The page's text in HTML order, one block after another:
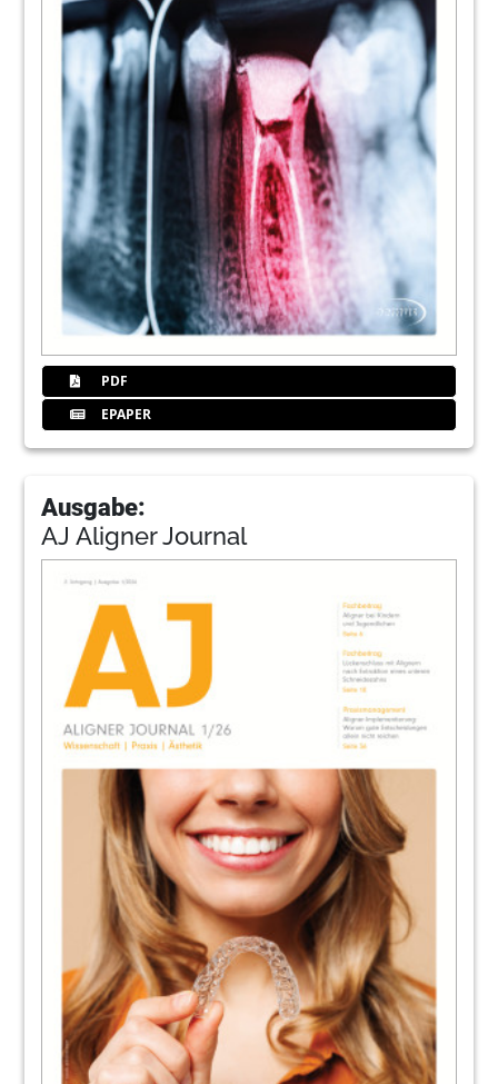
PDF
EPAPER
Ausgabe:
AJ Aligner Journal